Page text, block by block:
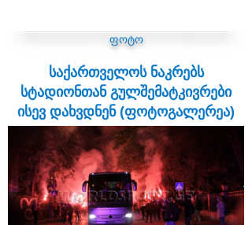
ფოტო
საქართველოს ნაკრებს
სტადიონთან გულშემატკივრები
ისევ დახვდნენ (ფოტოგალერეა)